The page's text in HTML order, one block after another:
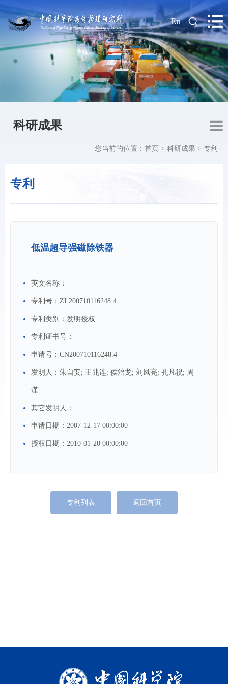
| En
科研成果
专利
您当前的位置： 首页 > 科研成果 > 专利
低温超导强磁除铁器
英文名称：
专利号： ZL200710116248.4
专利类别： 发明授权
专利证书号：
申请号： CN200710116248.4
发明人： 朱自安; 王兆连; 侯治龙; 刘凤亮; 孔凡祝; 周
谨
其它发明人：
申请日期： 2007-12-17 00:00:00
授权日期： 2010-01-20 00:00:00
专利列表 返回首页